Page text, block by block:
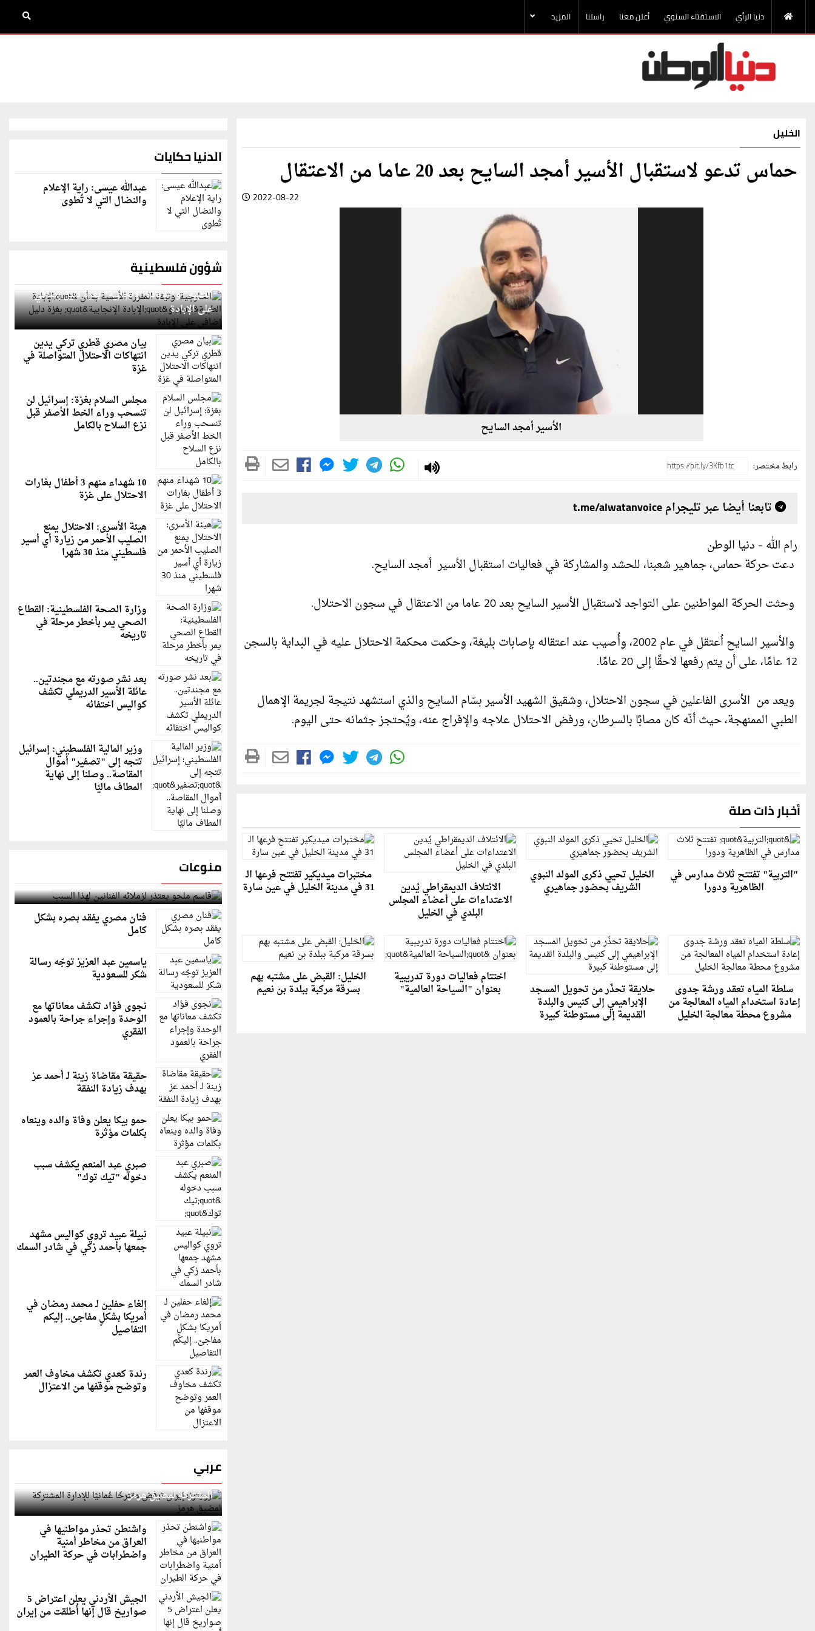
دنيا الرأي الاستفتاء السنوي أعلن معنا راسلنا المزيد
الخليل
حماس تدعو لاستقبال الأسير أمجد السايح بعد 20 عاما من الاعتقال
2022-08-22
الأسير أمجد السايح
رابط مختصر:
تابعنا أيضا عبر تليجرام t.me/alwatanvoice
رام الله - دنيا الوطن
دعت حركة حماس، جماهير شعبنا، للحشد والمشاركة في فعاليات استقبال الأسير أمجد السايح.
وحثت الحركة المواطنين على التواجد لاستقبال الأسير السايح بعد 20 عاما من الاعتقال في سجون الاحتلال.
والأسير السايح اُعتقل في عام 2002، وأُصيب عند اعتقاله بإصابات بليغة، وحكمت محكمة الاحتلال عليه في البداية بالسجن
12 عامًا، على أن يتم رفعها لاحقًا إلى 20 عامًا.
ويعد من الأسرى الفاعلين في سجون الاحتلال، وشقيق الشهيد الأسير بسّام السايح والذي استشهد نتيجة لجريمة الإهمال
الطبي الممنهجة، حيث أنّه كان مصابًا بالسرطان، ورفض الاحتلال علاجه والإفراج عنه، ويُحتجز جثمانه حتى اليوم.
أخبار ذات صلة
"التربية" تفتتح ثلاث مدارس في
الظاهرية ودورا
الخليل تحيي ذكرى المولد النبوي
الشريف بحضور جماهيري الائتلاف الديمقراطي يُدين
الاعتداءات على أعضاء المجلس
البلدي في الخليل
مختبرات ميديكير تفتتح فرعها الـ
31 في مدينة الخليل في عين سارة
سلطة المياه تعقد ورشة جدوى
إعادة استخدام المياه المعالجة من
مشروع محطة معالجة الخليل
حلايقة تحذّر من تحويل المسجد
الإبراهيمي إلى كنيس والبلدة
القديمة إلى مستوطنة كبيرة
اختتام فعاليات دورة تدريبية
بعنوان "السياحة العالمية"
الخليل: القبض على مشتبه بهم
بسرقة مركبة ببلدة بن نعيم
الدنيا حكايات
عبدالله عيسى: راية الإعلام
والنضال التي لا تُطوى
شؤون فلسطينية
الخارجية: وثيقة المقررة الأممية بشأن "الإبادة
الطبية" و"الإبادة الإنجابية" بغزة دليل إضافي
على الإبادة
بيان مصري قطري تركي يدين
انتهاكات الاحتلال المتواصلة في
غزة
مجلس السلام بغزة: إسرائيل لن
تنسحب وراء الخط الأصفر قبل
نزع السلاح بالكامل
10 شهداء منهم 3 أطفال بغارات
الاحتلال على غزة
هيئة الأسرى: الاحتلال يمنع
الصليب الأحمر من زيارة أي أسير
فلسطيني منذ 30 شهرا
وزارة الصحة الفلسطينية: القطاع
الصحي يمر بأخطر مرحلة في
تاريخه
بعد نشر صورته مع مجندتين..
عائلة الأسير الدريملي تكشف
كواليس اختفائه
وزير المالية الفلسطيني: إسرائيل
تتجه إلى "تصفير" أموال
المقاصة.. وصلنا إلى نهاية
المطاف ماليًا
منوعات
قاسم ملحو يعتذر لزملائه الفنانين لهذا السبب
فنان مصري يفقد بصره بشكل
كامل
ياسمين عبد العزيز توجّه رسالة
شكر للسعودية
نجوى فؤاد تكشف معاناتها مع
الوحدة وإجراء جراحة بالعمود
الفقري
حقيقة مقاضاة زينة لـ أحمد عز
بهدف زيادة النفقة
حمو بيكا يعلن وفاة والده وينعاه
بكلمات مؤثرة
صبري عبد المنعم يكشف سبب
دخوله "تيك توك"
نبيلة عبيد تروي كواليس مشهد
جمعها بأحمد زكي في شادر السمك
إلغاء حفلين لـ محمد رمضان في
أمريكا بشكلٍ مفاجئ.. إليكم
التفاصيل
رندة كعدي تكشف مخاوف العمر
وتوضح موقفها من الاعتزال
عربي
رويترز: إيران ترفض مقترحًا عُمانيًا للإدارة
المشتركة لمضيق هرمز
واشنطن تحذر مواطنيها في
العراق من مخاطر أمنية
واضطرابات في حركة الطيران
الجيش الأردني يعلن اعتراض 5
صواريخ قال إنها أُطلقت من إيران